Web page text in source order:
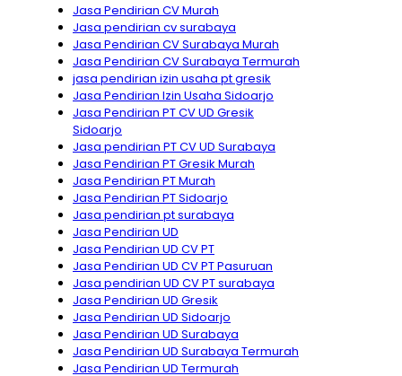
Jasa Pendirian CV Murah
Jasa pendirian cv surabaya
Jasa Pendirian CV Surabaya Murah
Jasa Pendirian CV Surabaya Termurah
jasa pendirian izin usaha pt gresik
Jasa Pendirian Izin Usaha Sidoarjo
Jasa Pendirian PT CV UD Gresik
Sidoarjo
Jasa pendirian PT CV UD Surabaya
Jasa Pendirian PT Gresik Murah
Jasa Pendirian PT Murah
Jasa Pendirian PT Sidoarjo
Jasa pendirian pt surabaya
Jasa Pendirian UD
Jasa Pendirian UD CV PT
Jasa Pendirian UD CV PT Pasuruan
Jasa pendirian UD CV PT surabaya
Jasa Pendirian UD Gresik
Jasa Pendirian UD Sidoarjo
Jasa Pendirian UD Surabaya
Jasa Pendirian UD Surabaya Termurah
Jasa Pendirian UD Termurah